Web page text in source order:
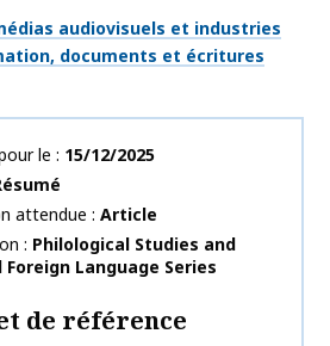
audiovisuels et industries
documents et écritures
le
15/12/2025
attendue
Article
Philological Studies and
Language Series
de référence